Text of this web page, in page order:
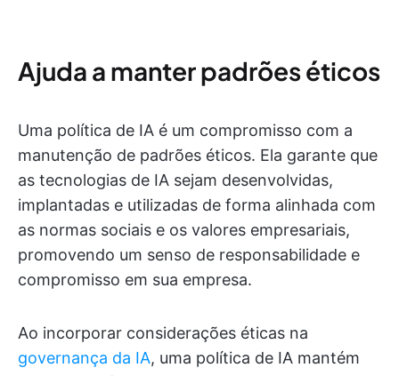
Ajuda a manter padrões éticos
Uma política de IA é um compromisso com a
manutenção de padrões éticos. Ela garante que
as tecnologias de IA sejam desenvolvidas,
implantadas e utilizadas de forma alinhada com
as normas sociais e os valores empresariais,
promovendo um senso de responsabilidade e
compromisso em sua empresa.
Ao incorporar considerações éticas na
governança da IA, uma política de IA mantém